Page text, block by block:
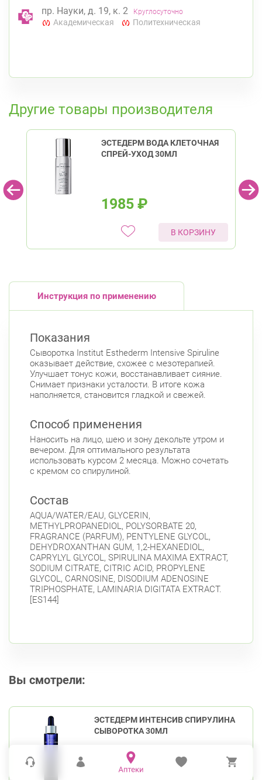
пр. Науки, д. 19, к. 2 Круглосуточно
Академическая Политехническая
Другие товары производителя
ЭСТЕДЕРМ ВОДА КЛЕТОЧНАЯ
СПРЕЙ-УХОД 30МЛ
1985 ₽
В КОРЗИНУ
Инструкция по применению
Показания
Сыворотка Institut Esthederm Intensive Spiruline
оказывает действие, схожее с мезотерапией.
Улучшает тонус кожи, восстанавливает сияние.
Снимает признаки усталости. В итоге кожа
наполняется, становится гладкой и свежей.
Способ применения
Наносить на лицо, шею и зону декольте утром и
вечером. Для оптимального результата
использовать курсом 2 месяца. Можно сочетать
с кремом со спирулиной.
Состав
AQUA/WATER/EAU, GLYCERIN,
METHYLPROPANEDIOL, POLYSORBATE 20,
FRAGRANCE (PARFUM), PENTYLENE GLYCOL,
DEHYDROXANTHAN GUM, 1,2-HEXANEDIOL,
CAPRYLYL GLYCOL, SPIRULINA MAXIMA EXTRACT,
SODIUM CITRATE, CITRIC ACID, PROPYLENE
GLYCOL, CARNOSINE, DISODIUM ADENOSINE
TRIPHOSPHATE, LAMINARIA DIGITATA EXTRACT.
[ES144]
Вы смотрели:
ЭСТЕДЕРМ ИНТЕНСИВ СПИРУЛИНА
СЫВОРОТКА 30МЛ